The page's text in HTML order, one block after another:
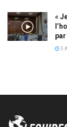
«
5